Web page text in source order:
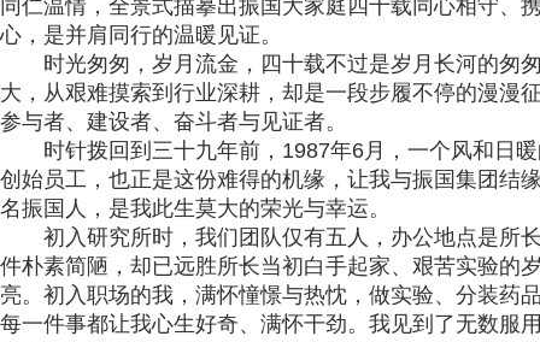
同仁温情，全景式描摹出振国大家庭四十载同心相守、
心，是并肩同行的温暖见证。
时光匆匆，岁月流金，四十载不过是岁月长河的匆
大，从艰难摸索到行业深耕，却是一段步履不停的漫漫
参与者、建设者、奋斗者与见证者。
时针拨回到三十九年前，1987年6月，一个风和日
创始员工，也正是这份难得的机缘，让我与振国集团结
名振国人，是我此生莫大的荣光与幸运。
初入研究所时，我们团队仅有五人，办公地点是所
件朴素简陋，却已远胜所长当初白手起家、艰苦实验的
亮。初入职场的我，满怀憧憬与热忱，做实验、分装药
每一件事都让我心生好奇、满怀干劲。我见到了无数服